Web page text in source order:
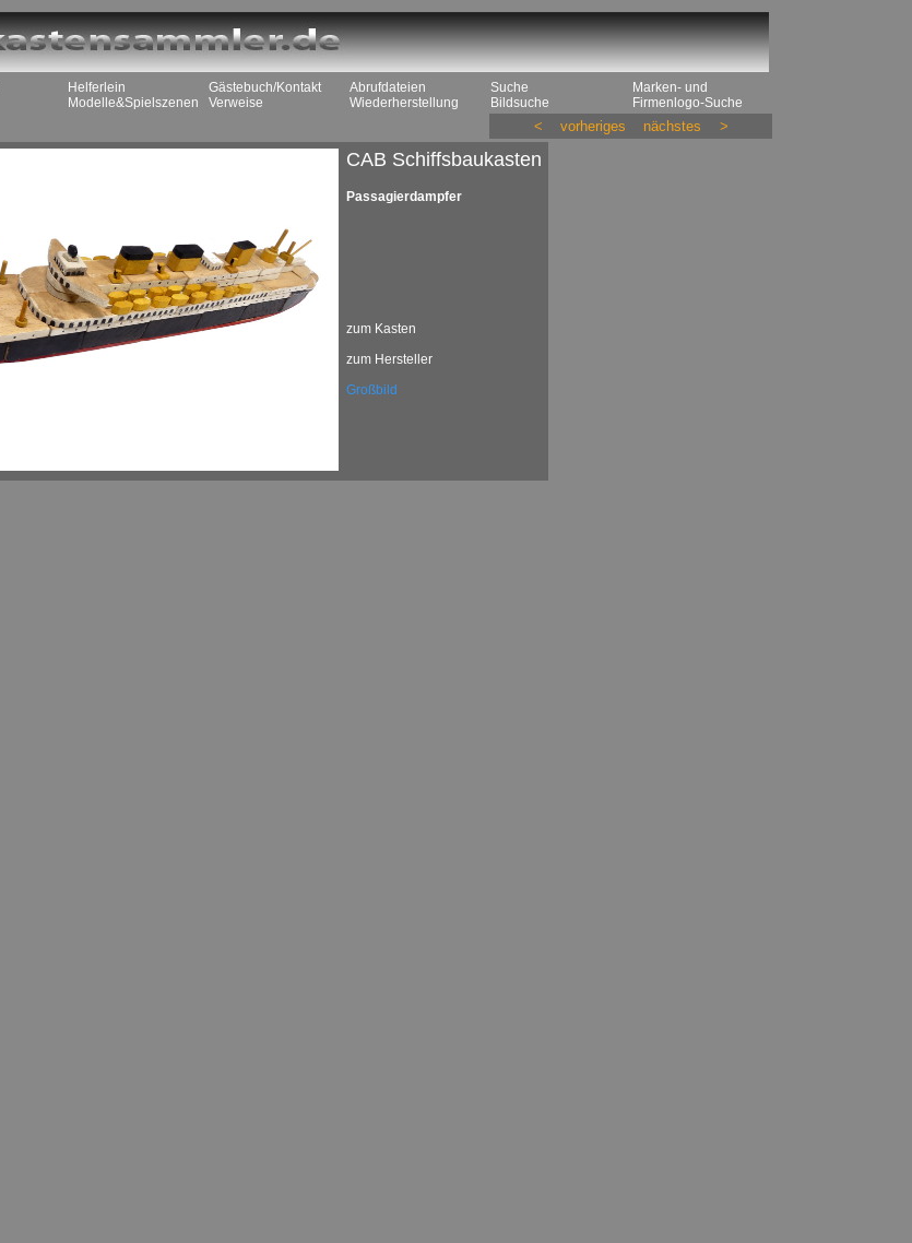
Helferlein
Modelle&Spielszenen
Gästebuch/Kontakt
Verweise
Abrufdateien
Wiederherstellung
Suche
Bildsuche
Marken- und
Firmenlogo-Suche
< vorheriges nächstes >
CAB Schiffsbaukasten
Passagierdampfer
zum Kasten
zum Hersteller
Großbild